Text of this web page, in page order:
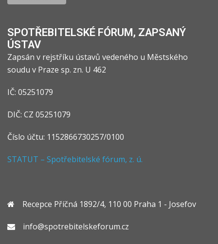
SPOTŘEBITELSKÉ FÓRUM, ZAPSANÝ
ÚSTAV
Zapsán v rejstříku ústavů vedeného u Městského
soudu v Praze sp. zn. U 462
IČ: 05251079
DIČ: CZ 05251079
Číslo účtu: 1152866730257/0100
STATUT – Spotřebitelské fórum, z. ú.
Recepce Příčná 1892/4, 110 00 Praha 1 - Josefov
info@spotrebitelskeforum.cz